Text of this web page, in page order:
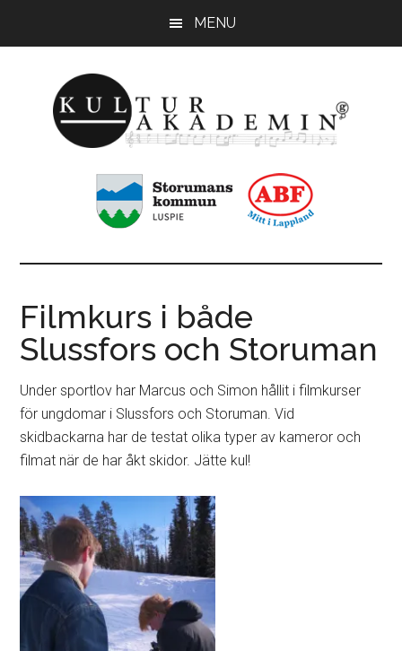
MENU
KulturAkademin
Filmkurs i både
Slussfors och Storuman
Under sportlov har Marcus och Simon hållit i filmkurser
för ungdomar i Slussfors och Storuman. Vid
skidbackarna har de testat olika typer av kameror och
filmat när de har åkt skidor. Jätte kul!